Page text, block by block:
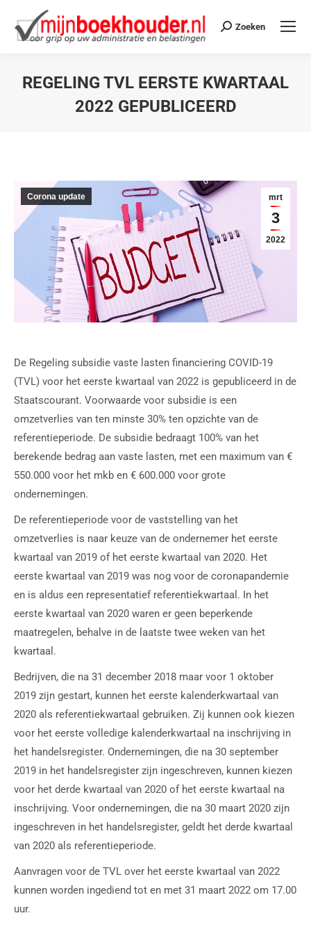
Zoeken
REGELING TVL EERSTE KWARTAAL
2022 GEPUBLICEERD
mrt
3
2022
Corona update
De Regeling subsidie vaste lasten financiering COVID-19
(TVL) voor het eerste kwartaal van 2022 is gepubliceerd in de
Staatscourant. Voorwaarde voor subsidie is een
omzetverlies van ten minste 30% ten opzichte van de
referentieperiode. De subsidie bedraagt 100% van het
berekende bedrag aan vaste lasten, met een maximum van €
550.000 voor het mkb en € 600.000 voor grote
ondernemingen.
De referentieperiode voor de vaststelling van het
omzetverlies is naar keuze van de ondernemer het eerste
kwartaal van 2019 of het eerste kwartaal van 2020. Het
eerste kwartaal van 2019 was nog voor de coronapandemie
en is aldus een representatief referentiekwartaal. In het
eerste kwartaal van 2020 waren er geen beperkende
maatregelen, behalve in de laatste twee weken van het
kwartaal.
Bedrijven, die na 31 december 2018 maar voor 1 oktober
2019 zijn gestart, kunnen het eerste kalenderkwartaal van
2020 als referentiekwartaal gebruiken. Zij kunnen ook kiezen
voor het eerste volledige kalenderkwartaal na inschrijving in
het handelsregister. Ondernemingen, die na 30 september
2019 in het handelsregister zijn ingeschreven, kunnen kiezen
voor het derde kwartaal van 2020 of het eerste kwartaal na
inschrijving. Voor ondernemingen, die na 30 maart 2020 zijn
ingeschreven in het handelsregister, geldt het derde kwartaal
van 2020 als referentieperiode.
Aanvragen voor de TVL over het eerste kwartaal van 2022
kunnen worden ingediend tot en met 31 maart 2022 om 17.00
uur.